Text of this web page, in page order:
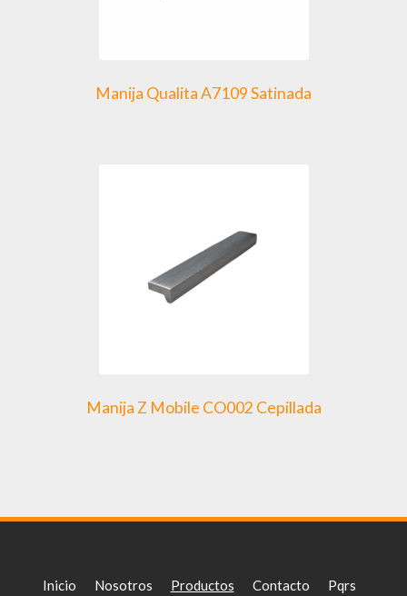
Manija Qualita A7109 Satinada
Manija Z Mobile CO002 Cepillada
Inicio Nosotros Productos Contacto Pqrs